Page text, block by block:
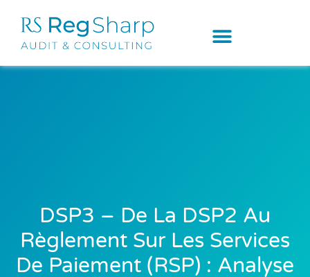
DSP3 – De La DSP2 Au
Règlement Sur Les Services
De Paiement (RSP) : Analyse